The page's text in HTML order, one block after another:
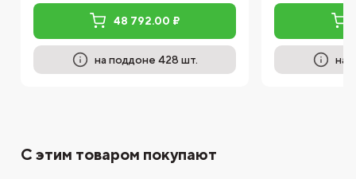
48 792.00 ₽
на поддоне 428 шт. на
С этим товаром покупают